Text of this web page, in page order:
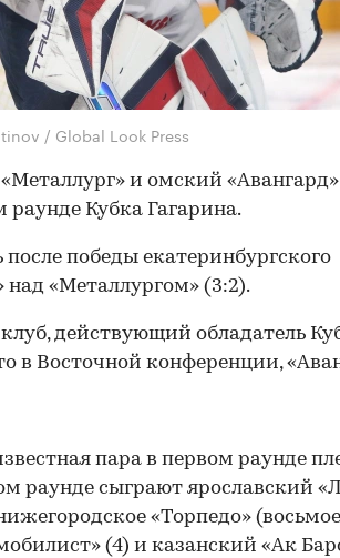
/ Global Look Press
и омский
раунде Кубка Гагарина.
после победы екатеринбургского
над «Металлургом» (3:2).
действующий обладатель
в Восточной конференции,
пара в первом раунде
раунде сыграют ярославский
«Торпедо»
(4) и казанский «Ак